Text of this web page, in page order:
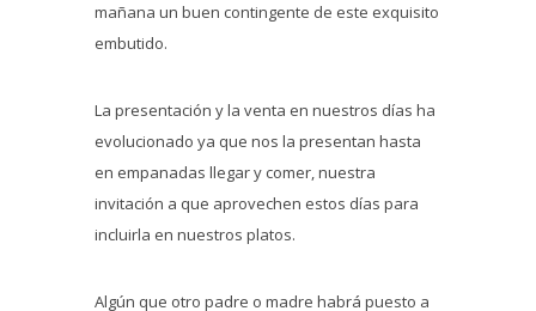
mañana un buen contingente de este exquisito
embutido.
La presentación y la venta en nuestros días ha
evolucionado ya que nos la presentan hasta
en empanadas llegar y comer, nuestra
invitación a que aprovechen estos días para
incluirla en nuestros platos.
Algún que otro padre o madre habrá puesto a